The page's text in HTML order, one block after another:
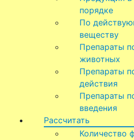
порядке
По
веществу
Препараты
животных
Препараты
действия
Препараты
введения
Рассчитать
Количество